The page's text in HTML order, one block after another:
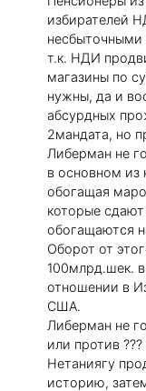
избирателей
т.к. НДИ
магазины по
нужны, да и
абсурдных
2мандата, но
Либерман не
в основном из
обогащая
которые
обогащаются
Оборот от
100млрд.шек.
отношении в
США.
Либерман не
или против
Нетаниягу
историю,